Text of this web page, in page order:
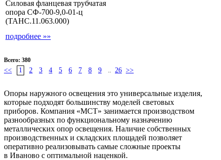
Силовая фланцевая трубчатая
опора СФ-700-9,0-01-ц
(ТАНС.11.063.000)
подробнее »»
Всего: 380
<< 1 2 3 4 5 6 7 8 9 26 >>
Опоры наружного освещения это универсальные изделия,
которые подходят большинству моделей световых
приборов. Компания «МСТ» занимается производством
разнообразных по функциональному назначению
металлических опор освещения. Наличие собственных
производственных и складских площадей позволяет
оперативно реализовывать самые сложные проекты
в Иваново с оптимальной наценкой.